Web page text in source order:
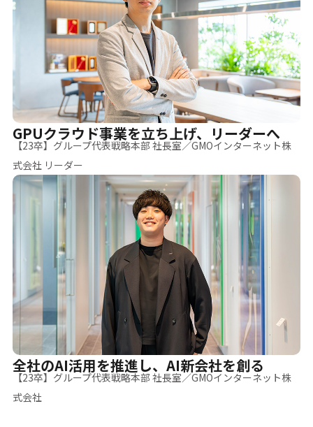
GPUクラウド事業を立ち上げ、リーダーへ
【23卒】グループ代表戦略本部 社長室／GMOインターネット株
式会社 リーダー
全社のAI活用を推進し、AI新会社を創る
【23卒】グループ代表戦略本部 社長室／GMOインターネット株
式会社